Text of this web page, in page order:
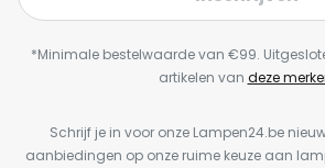
*Minimale bestelwaarde van €99.
artikelen van deze
Schrijf je in voor onze Lampen24.be
aanbiedingen op onze ruime keuze aan